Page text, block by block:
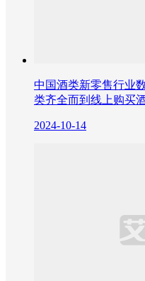
中国酒类新零售行业
类齐全而到线上购买
2024-10-14